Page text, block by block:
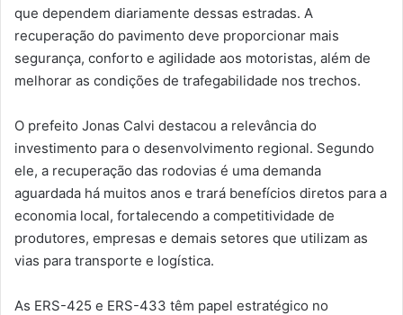
que dependem diariamente dessas estradas. A
recuperação do pavimento deve proporcionar mais
segurança, conforto e agilidade aos motoristas, além de
melhorar as condições de trafegabilidade nos trechos.
O prefeito Jonas Calvi destacou a relevância do
investimento para o desenvolvimento regional. Segundo
ele, a recuperação das rodovias é uma demanda
aguardada há muitos anos e trará benefícios diretos para a
economia local, fortalecendo a competitividade de
produtores, empresas e demais setores que utilizam as
vias para transporte e logística.
As ERS-425 e ERS-433 têm papel estratégico no